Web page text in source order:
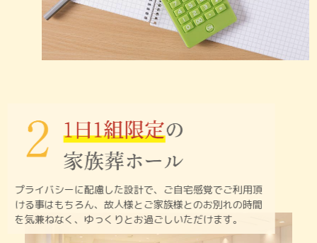
プライバシーに配慮した設計で、ご自宅感覚でご利用頂
ける事はもちろん、故人様とご家族様とのお別れの時間
を気兼ねなく、ゆっくりとお過ごしいただけます。